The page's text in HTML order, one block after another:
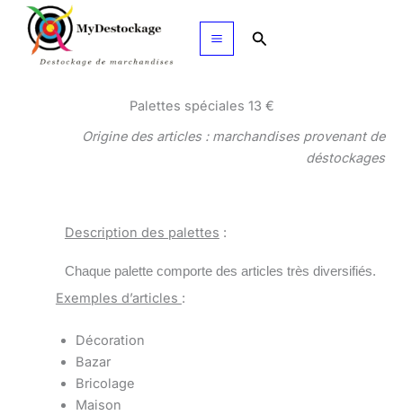
Aller
contenu
Rechercher
Palettes spéciales 13 €
Origine des articles : marchandises provenant de
déstockages
Description des palettes :
Chaque palette comporte des articles très diversifiés.
Exemples d’articles :
Décoration
Bazar
Bricolage
Maison